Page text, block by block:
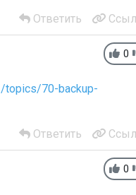
Ответить
0
topics/70-backup-
Ответить
0